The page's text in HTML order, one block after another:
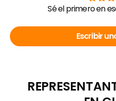
Sé el primero en
Escribir